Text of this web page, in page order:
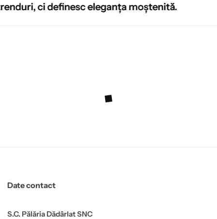
eleganța moștenită.
eleganța moștenită.
eleganța moștenită.
Date contact
S.C. Pălăria Dădârlat SNC